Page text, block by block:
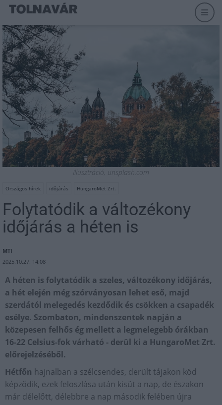
Illusztráció, unsplash.com
Országos hírek időjárás HungaroMet Zrt.
Folytatódik a változékony
időjárás a héten is
MTI
2025.10.27. 14:08
A héten is folytatódik a szeles, változékony időjárás,
a hét elején még szórványosan lehet eső, majd
szerdától melegedés kezdődik és csökken a csapadék
esélye. Szombaton, mindenszentek napján a
közepesen felhős ég mellett a legmelegebb órákban
16-22 Celsius-fok várható - derül ki a HungaroMet Zrt.
előrejelzéséből.
Hétfőn hajnalban a szélcsendes, derült tájakon köd
képződik, ezek feloszlása után kisüt a nap, de északon
már délelőtt, délebbre a nap második felében újra